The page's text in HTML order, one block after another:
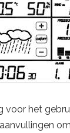
voor het